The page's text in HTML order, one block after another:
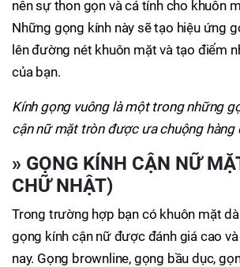
nên sự thon gọn và cá tính cho khuôn
Những gọng kính này sẽ tạo hiệu ứng
lên đường nét khuôn mặt và tạo điểm
của bạn.
Kính gọng vuông là một trong những
cận nữ mặt tròn được ưa chuộng hàng
» GỌNG KÍNH CẬN NỮ
CHỮ NHẬT)
Trong trường hợp bạn có khuôn mặt
gọng kính cận nữ được đánh giá cao
nay. Gọng brownline, gọng bầu dục,